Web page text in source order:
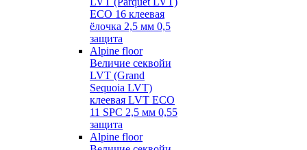
ECO 16 клеевая
ёлочка 2,5 мм 0,5
защита
Alpine floor
Величие секвойи
LVT (Grand
Sequoia LVT)
клеевая LVT ECO
11 SPC 2,5 мм 0,55
защита
Alpine floor